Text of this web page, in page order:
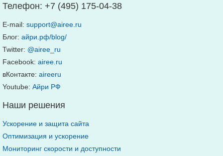
Телефон: +7 (495) 175-04-38
E-mail: support@airee.ru
Блог: айри.рф/blog/
Twitter: @airee_ru
Facebook: airee.ru
вКонтакте: aireeru
Youtube: Айри РФ
Наши решения
Ускорение и защита сайта
Оптимизация и ускорение
Мониторинг скорости и доступности